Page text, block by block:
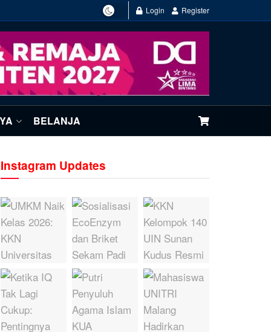
Login Register
BELANJA
Instagram Updates